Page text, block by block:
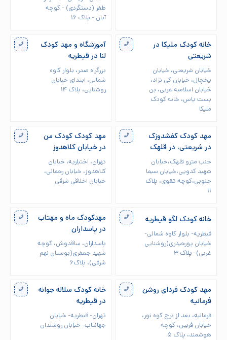
ظفر (دستگردی) - کوچه
آبان - پلاک ۱۶
خانه کودک ملیکا در
شریعتی
خیابان شریعتی، خیابان
یخچال، خیابان کی نژاد،
خیابان اسلامیه غربی، بن
بست یاس، خانه کودک
ملیکا
آموزشگاه و مهد کودک
لنا در قیطریه
بزرگراه صدر، بلوار کاوه
شمالی، ابتدای خیابان
روشنایی، پلاک ۱۴
مهد کودک کفشدوزک
در شریعتی، در قلهک
جنب مترو قلهک،خیابان
شهید کدویی،خیابان سیما
جنوبی،کوچه تقوی، پلاک
۱۱
مهد کودک کودک من
در خیابان کلاهدوز
تهران، اختیاریه، خیابان
کلاهدوز، خیابان رحمانی،
خیابان اخلاقی شرقی
خانه کودک لگو قیطریه
قیطریه- بلوار کاوه شمالی-
خیابان پورحیدری(روشنایی
غربی)- پلاک ۳
مهدکودک ماه و مهتاب
در پاسداران
پاسداران، ساقدوش، کوچه
شهید جعفری(بوستان نهم
شرقی)، پلاک۶
مهد کودک فردای روشن
فرمانیه
فرمانیه، بعد از برج کوه نور،
خیابان فربین، کوچه
هوشمند، پلاک ۵
خانه کودک سلاله جوانه
در قیطریه
تهران- قیطریه- خیابان
جهانتاب- خیابان روشندان